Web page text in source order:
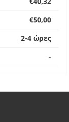
€50,00
2-4 ώρες
-